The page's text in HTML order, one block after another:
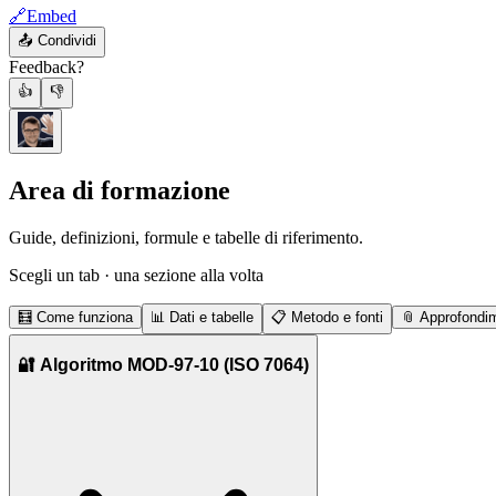
🔗Embed
📤 Condividi
Feedback?
👍 👎
Area di formazione
Guide, definizioni, formule e tabelle di riferimento.
Scegli un tab · una sezione alla volta
🧮 Come funziona 📊 Dati e tabelle 📋 Metodo e fonti 📎
🔐 Algoritmo MOD-97-10 (ISO 7064)